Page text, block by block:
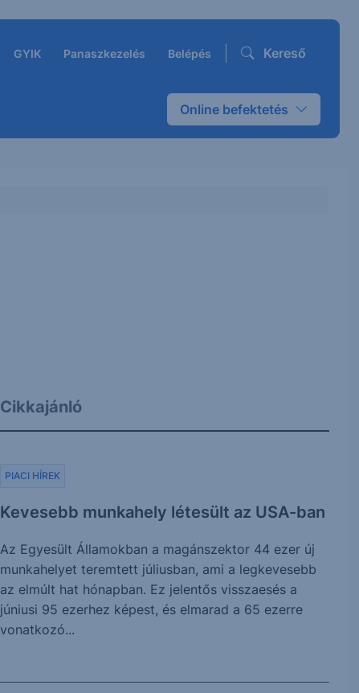
GYIK Panaszkezelés Belépés Kereső
Online befektetés
Cikkajánló
Kevesebb munkahely létesült az USA-ban
PIACI HÍREK
Az Egyesült Államokban a magánszektor 44 ezer új
munkahelyet teremtett júliusban, ami a legkevesebb
az elmúlt hat hónapban. Ez jelentős visszaesés a
júniusi 95 ezerhez képest, és elmarad a 65 ezerre
vonatkozó...